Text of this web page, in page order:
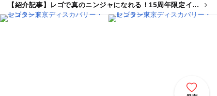
【紹介記事】レゴで真のニンジャになれる！15周年限定イベ
ントがレゴランド東京・大阪で初開催